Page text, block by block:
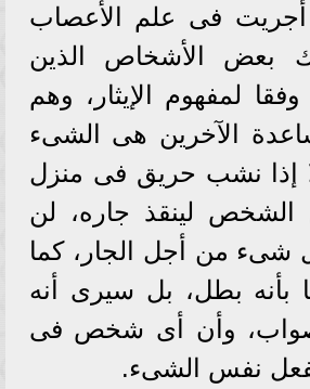
أجريت فى علم الأعصاب
بعض الأشخاص الذين
لمفهوم الإيثار، وهم
الآخرين هى الشىء
إذا نشب حريق فى منزل
الشخص لينقذ جاره، لن
شىء من أجل الجار، كما
بأنه بطل، بل سيرى أنه
وأن أى شخص فى
نفس الشىء.